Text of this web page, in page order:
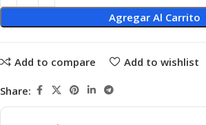
Agregar Al Carrito
Add to compare Add to wishlist
Share: